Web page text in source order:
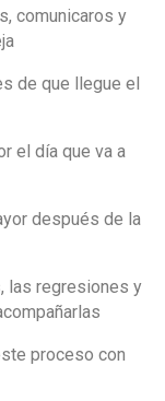
comunicaros y
de que llegue el
el día que va a
después de la
las regresiones y
proceso con